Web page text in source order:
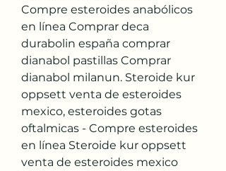
Compre esteroides anabólicos
en línea Comprar deca
durabolin españa comprar
dianabol pastillas Comprar
dianabol milanun. Steroide kur
oppsett venta de esteroides
mexico, esteroides gotas
oftalmicas - Compre esteroides
en línea Steroide kur oppsett
venta de esteroides mexico